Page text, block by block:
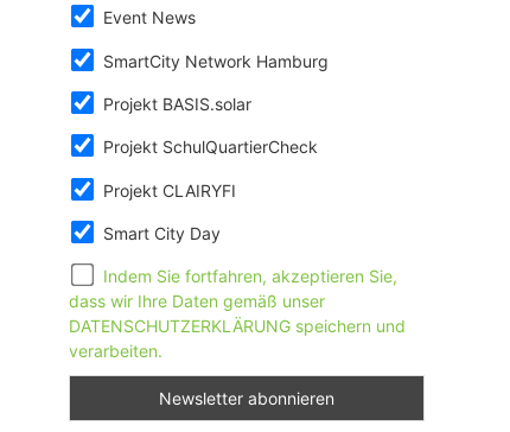
Event News
SmartCity Network Hamburg
Projekt BASIS.solar
Projekt SchulQuartierCheck
Projekt CLAIRYFI
Smart City Day
Indem Sie fortfahren, akzeptieren Sie,
dass wir Ihre Daten gemäß unser
DATENSCHUTZERKLÄRUNG speichern und
verarbeiten.